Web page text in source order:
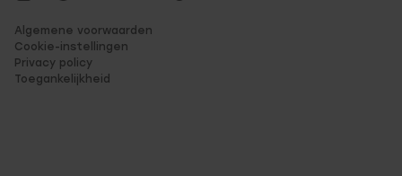
Algemene voorwaarden
Cookie-instellingen
Privacy policy
Toegankelijkheid